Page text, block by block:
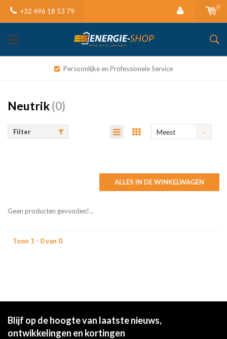
+32 496 18 53 79
0
Persoonlijke en Professionele Service
Neutrik(0)
Filter
Meest
ALLES IN DE WINKELWAGEN
Geen producten gevonden!...
Toon 1 - 0 van 0
Blijf op de hoogte van laatste nieuws,
ontwikkelingen en kortingen